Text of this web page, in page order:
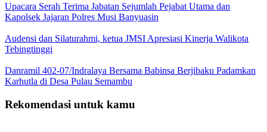
Upacara Serah Terima Jabatan Sejumlah Pejabat Utama dan
Kapolsek Jajaran Polres Musi Banyuasin
Audensi dan Silaturahmi, ketua JMSI Apresiasi Kinerja Walikota
Tebingtinggi
Danramil 402-07/Indralaya Bersama Babinsa Berjibaku Padamkan
Karhutla di Desa Pulau Semambu
Rekomendasi untuk kamu